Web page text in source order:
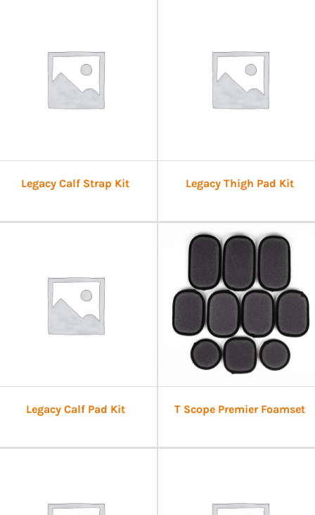
Legacy Calf Strap Kit Legacy Thigh Pad Kit
Legacy Calf Pad Kit T Scope Premier Foamset